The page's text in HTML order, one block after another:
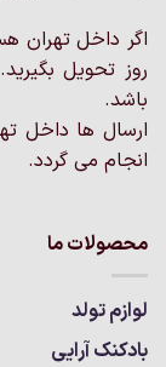
شوند
روز تحویل
باشد.
ارسال ها داخل
انجام می گردد.
محصولات ما
لوازم تولد
بادکنک آرایی